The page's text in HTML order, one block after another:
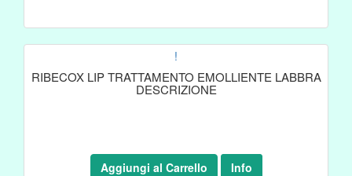
!
RIBECOX LIP TRATTAMENTO EMOLLIENTE LABBRA
DESCRIZIONE
Aggiungi al Carrello Info